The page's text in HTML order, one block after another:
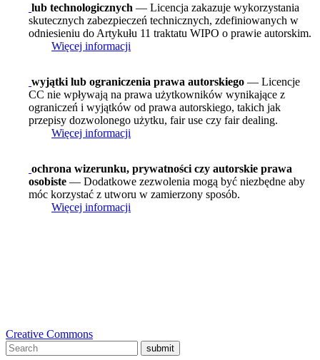
lub technologicznych — Licencja zakazuje wykorzystania
skutecznych zabezpieczeń technicznych, zdefiniowanych w
odniesieniu do Artykułu 11 traktatu WIPO o prawie autorskim.
Więcej informacji
wyjątki lub ograniczenia prawa autorskiego — Licencje
CC nie wpływają na prawa użytkowników wynikające z
ograniczeń i wyjątków od prawa autorskiego, takich jak
przepisy dozwolonego użytku, fair use czy fair dealing.
Więcej informacji
ochrona wizerunku, prywatności czy autorskie prawa
osobiste — Dodatkowe zezwolenia mogą być niezbędne aby
móc korzystać z utworu w zamierzony sposób.
Więcej informacji
Creative Commons
submit